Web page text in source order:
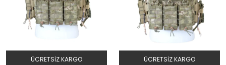
ÜCRETSIZ KARGO ÜCRETSIZ KARGO